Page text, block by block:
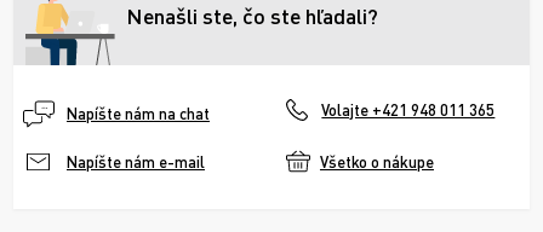
Nenašli ste, čo ste hľadali?
Napíšte nám na chat Volajte +421 948 011 365
Napíšte nám e-mail Všetko o nákupe